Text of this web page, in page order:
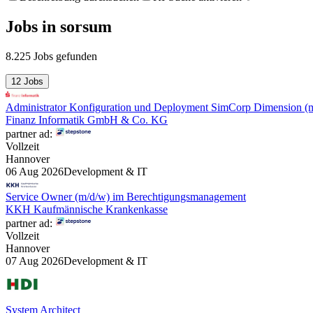
Jobs in sorsum
8.225 Jobs gefunden
12 Jobs
Administrator Konfiguration und Deployment SimCorp Dimension
Finanz Informatik GmbH & Co. KG
partner ad:
Vollzeit
Hannover
06 Aug 2026Development & IT
Service Owner (m/d/w) im Berechtigungsmanagement
KKH Kaufmännische Krankenkasse
partner ad:
Vollzeit
Hannover
07 Aug 2026Development & IT
System Architect